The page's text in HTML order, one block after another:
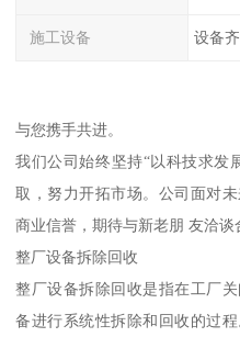
施工设备 设备
与您携手共进。
我们公司始终坚持“以科技求发
取，努力开拓市场。公司面对
商业信誉，期待与新老朋 友洽谈
整厂设备拆除回收
整厂设备拆除回收是指在工厂
备进行系统性拆除和回收的过